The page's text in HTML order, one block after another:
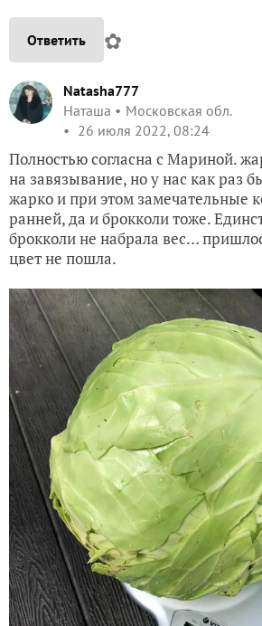
Ответить ✿
Natasha777
Наташа
Московская обл.
26 июля 2022, 08:24
Полностью согласна с Мариной.
на завязывание, но у нас как раз
жарко и при этом замечательные
ранней, да и брокколи тоже.
брокколи не набрала вес…
цвет не пошла.